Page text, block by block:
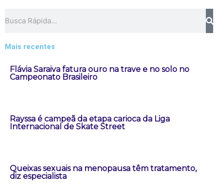
Mais recentes
Flávia Saraiva fatura ouro na trave e no solo no
Campeonato Brasileiro
Rayssa é campeã da etapa carioca da Liga
Internacional de Skate Street
Queixas sexuais na menopausa têm tratamento,
diz especialista